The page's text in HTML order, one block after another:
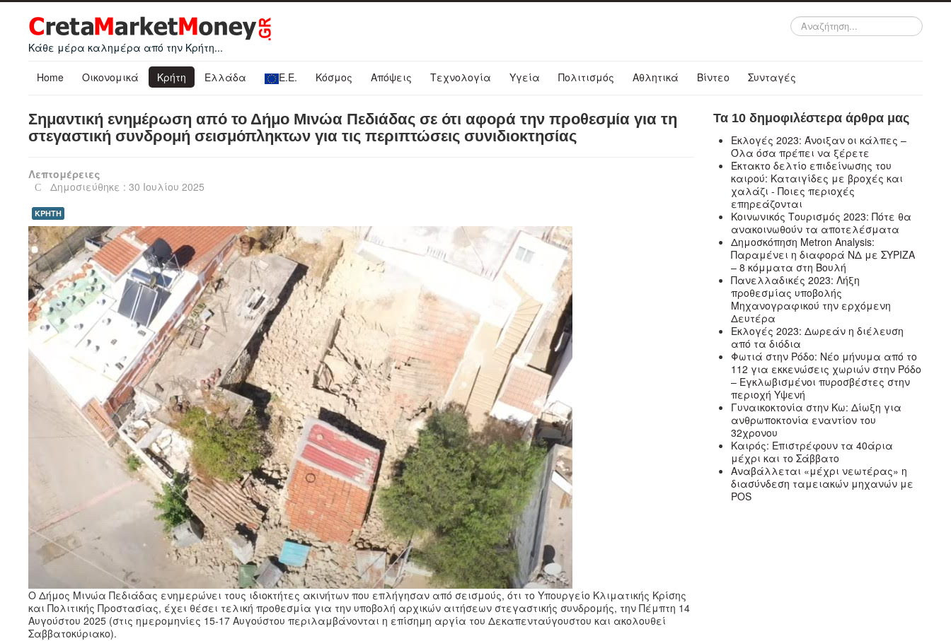
Κάθε μέρα καλημέρα από την Κρήτη...
Αναζήτηση...
Home Οικονομικά Κρήτη Ελλάδα Ε.Ε. Κόσμος Απόψεις Τεχνολογία Υγεία Πολιτισμός Αθλητικά Βίντεο Συνταγές
Σημαντική ενημέρωση από το Δήμο Μινώα Πεδιάδας σε ότι αφορά την προθεσμία για τη
στεγαστική συνδρομή σεισμόπληκτων για τις περιπτώσεις συνιδιοκτησίας
Λεπτομέρειες
Δημοσιεύθηκε : 30 Ιουλίου 2025
ΚΡΗΤΗ
Ο Δήμος Μινώα Πεδιάδας ενημερώνει τους ιδιοκτήτες ακινήτων που επλήγησαν από σεισμούς, ότι το Υπουργείο Κλιματικής Κρίσης
και Πολιτικής Προστασίας, έχει θέσει τελική προθεσμία για την υποβολή αρχικών αιτήσεων στεγαστικής συνδρομής, την Πέμπτη 14
Αυγούστου 2025 (στις ημερομηνίες 15-17 Αυγούστου περιλαμβάνονται η επίσημη αργία του Δεκαπενταύγουστου και ακολουθεί
Σαββατοκύριακο).
Τα 10 δημοφιλέστερα άρθρα μας
Εκλογές 2023: Άνοιξαν οι κάλπες –
Όλα όσα πρέπει να ξέρετε
Έκτακτο δελτίο επιδείνωσης του
καιρού: Καταιγίδες με βροχές και
χαλάζι - Ποιες περιοχές
επηρεάζονται
Κοινωνικός Τουρισμός 2023: Πότε θα
ανακοινωθούν τα αποτελέσματα
Δημοσκόπηση Metron Analysis:
Παραμένει η διαφορά ΝΔ με ΣΥΡΙΖΑ
– 8 κόμματα στη Βουλή
Πανελλαδικές 2023: Λήξη
προθεσμίας υποβολής
Μηχανογραφικού την ερχόμενη
Δευτέρα
Εκλογές 2023: Δωρεάν η διέλευση
από τα διόδια
Φωτιά στην Ρόδο: Νέο μήνυμα από το
112 για εκκενώσεις χωριών στην Ρόδο
– Εγκλωβισμένοι πυροσβέστες στην
περιοχή Υψενή
Γυναικοκτονία στην Κω: Δίωξη για
ανθρωποκτονία εναντίον του
32χρονου
Καιρός: Επιστρέφουν τα 40άρια
μέχρι και το Σάββατο
Αναβάλλεται «μέχρι νεωτέρας» η
διασύνδεση ταμειακών μηχανών με
POS